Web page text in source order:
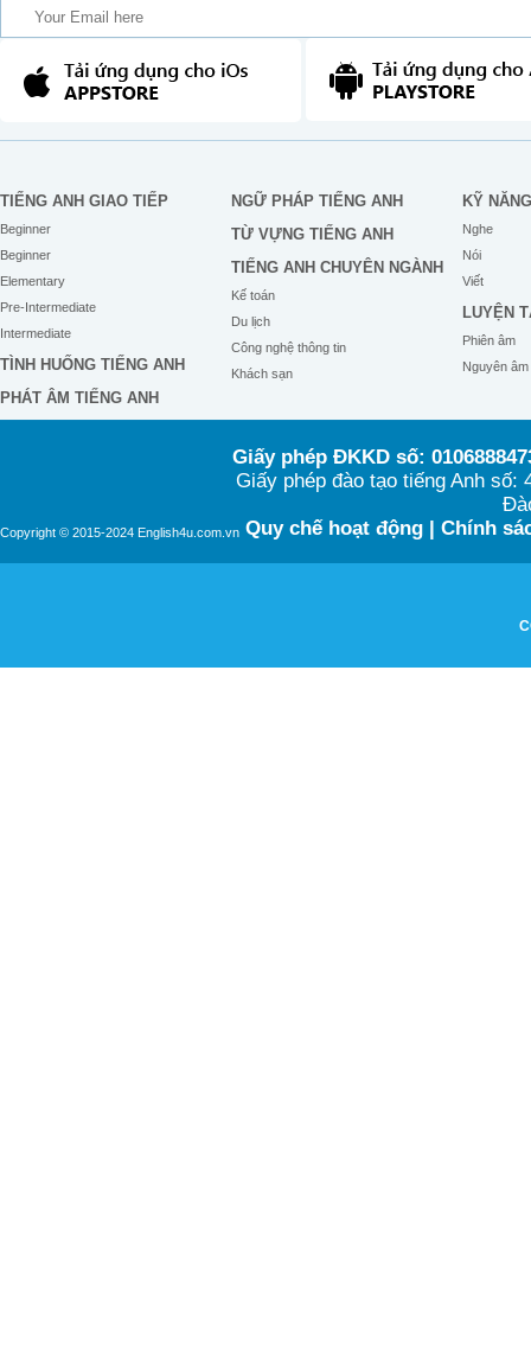
TIẾNG ANH GIAO TIẾP
Beginner
Beginner
Elementary
Pre-Intermediate
Intermediate
TÌNH HUỐNG TIẾNG ANH
PHÁT ÂM TIẾNG ANH
NGỮ PHÁP TIẾNG ANH
TỪ VỰNG TIẾNG ANH
TIẾNG ANH CHUYÊN NGÀNH
Kế toán
Du lịch
Công nghệ thông tin
Khách sạn
KỸ NĂNG
Nghe
Nói
Viết
LUYỆN
Phiên âm
Nguyên âm
Copyright © 2015-2024 English4u.com.vn
Giấy phép ĐKKD số:
Giấy phép đào tạo tiếng Anh
Quy chế hoạt động| Chính